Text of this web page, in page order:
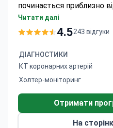
починається приблизно
вони охоплюють балонну
стаціонарі,
спеціалізується на
випадках із
методів. Як член
команду інтервенційної
експертом зі
Читати далі
4.5243 відгуки
ДІАГНОСТИКИ
КТ коронарних артерій
Холтер-моніторинг
Отримати
На